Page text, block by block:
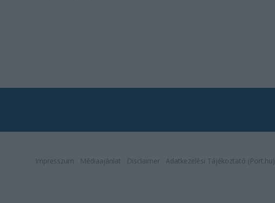
Impresszum Médiaajánlat Disclaimer Adatkezelési Tájékoztató (Port.hu)